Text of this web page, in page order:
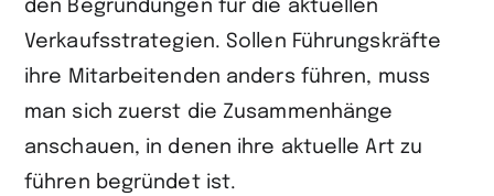
den Begründungen für die aktuellen
Verkaufsstrategien. Sollen Führungskräfte
ihre Mitarbeitenden anders führen, muss
man sich zuerst die Zusammenhänge
anschauen, in denen ihre aktuelle Art zu
führen begründet ist.